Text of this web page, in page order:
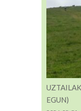
EGUN)